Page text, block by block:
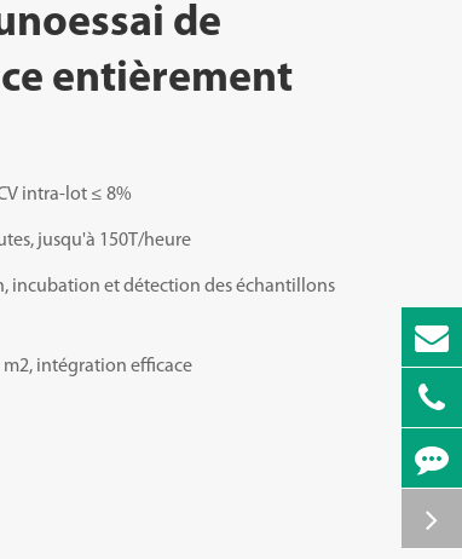
de
entièrement
intra-lot ≤ 8%
jusqu'à 150T/heure
incubation et détection des échantillons
intégration efficace